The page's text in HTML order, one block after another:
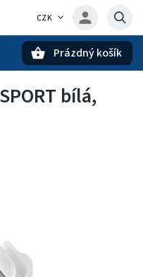
CZK
Prázdný košík
bílá,